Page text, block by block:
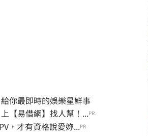
你最即時的娛樂星鮮事
【易借網】找人幫！...PR
，才有資格說愛妳...PR